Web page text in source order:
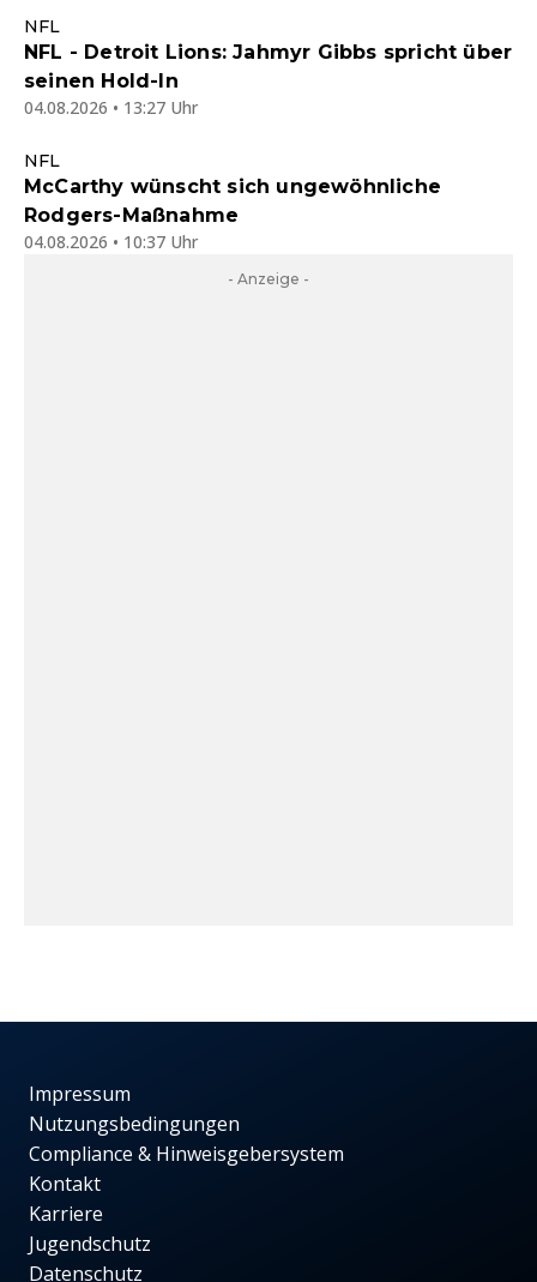
NFL
NFL - Detroit Lions: Jahmyr Gibbs spricht über
seinen Hold-In
04.08.2026 • 13:27 Uhr
NFL
McCarthy wünscht sich ungewöhnliche
Rodgers-Maßnahme
04.08.2026 • 10:37 Uhr
- Anzeige -
Impressum
Nutzungsbedingungen
Compliance & Hinweisgebersystem
Kontakt
Karriere
Jugendschutz
Datenschutz